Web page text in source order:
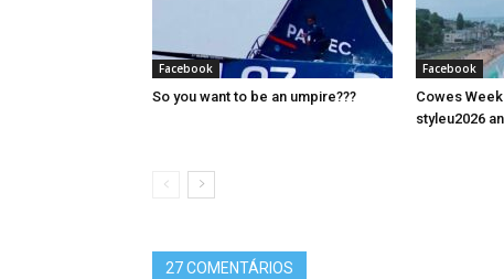
Facebook
So you want to be an umpire???
Facebook
Cowes
styleu2026
27 COMENTÁRIOS